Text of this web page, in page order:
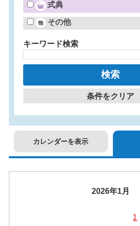
式典
その他
キーワード検索
条件をクリア
カレンダーを表示
2026年1月
1